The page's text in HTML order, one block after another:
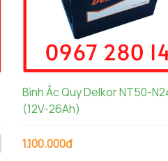
Bình Ắc Quy Delkor NT50-
(12V-26Ah)
1.100.000đ